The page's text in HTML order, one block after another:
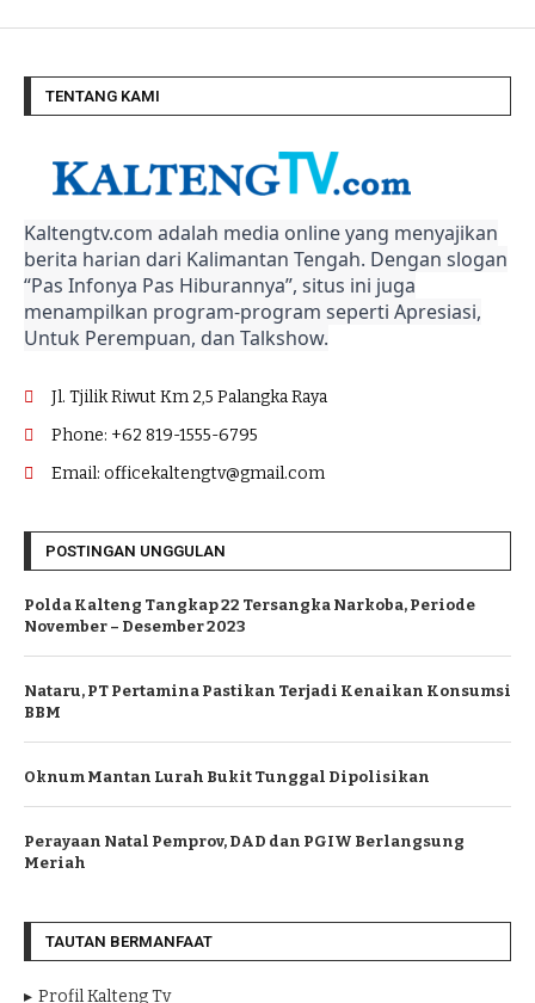
TENTANG KAMI
Kaltengtv.com adalah media online yang menyajikan
berita harian dari Kalimantan Tengah. Dengan slogan
“Pas Infonya Pas Hiburannya”, situs ini juga
menampilkan program-program seperti Apresiasi,
Untuk Perempuan, dan Talkshow.
Jl. Tjilik Riwut Km 2,5 Palangka Raya
Phone: +62 819-1555-6795
Email: officekaltengtv@gmail.com
POSTINGAN UNGGULAN
Polda Kalteng Tangkap 22 Tersangka Narkoba, Periode
November – Desember 2023
Nataru, PT Pertamina Pastikan Terjadi Kenaikan Konsumsi
BBM
Oknum Mantan Lurah Bukit Tunggal Dipolisikan
Perayaan Natal Pemprov, DAD dan PGIW Berlangsung
Meriah
TAUTAN BERMANFAAT
Profil Kalteng Tv